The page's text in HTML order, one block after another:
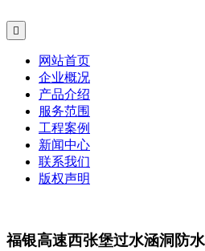

网站首页
企业概况
产品介绍
服务范围
工程案例
新闻中心
联系我们
版权声明
福银高速西张堡过水涵洞防